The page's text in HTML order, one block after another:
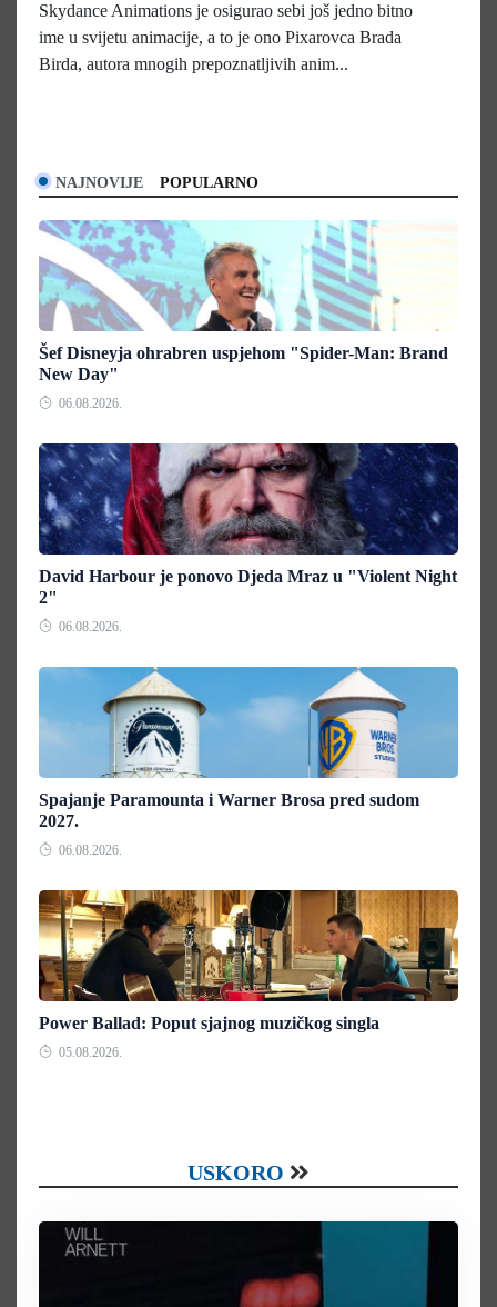
Skydance Animations je osigurao sebi još jedno bitno
ime u svijetu animacije, a to je ono Pixarovca Brada
Birda, autora mnogih prepoznatljivih anim...
NAJNOVIJE POPULARNO
Šef Disneyja ohrabren uspjehom "Spider-Man: Brand
New Day"
06.08.2026.
David Harbour je ponovo Djeda Mraz u "Violent Night
2"
06.08.2026.
Spajanje Paramounta i Warner Brosa pred sudom
2027.
06.08.2026.
Power Ballad: Poput sjajnog muzičkog singla
05.08.2026.
USKORO